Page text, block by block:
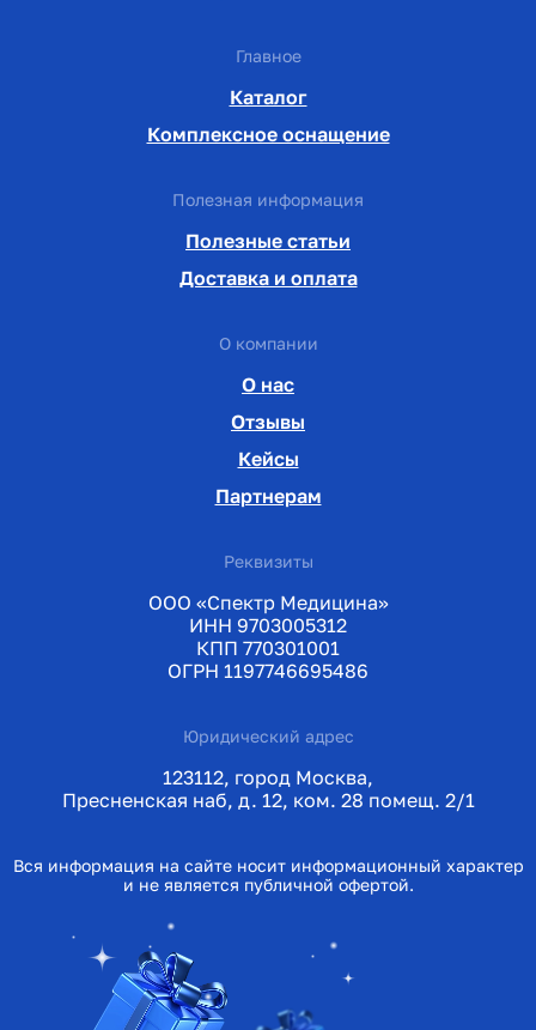
Главное
Каталог
Комплексное оснащение
Полезная информация
Полезные статьи
Доставка и оплата
О компании
О нас
Отзывы
Кейсы
Партнерам
Реквизиты
ООО «Спектр Медицина»
ИНН 9703005312
КПП 770301001
ОГРН 1197746695486
Юридический адрес
123112, город Москва,
Пресненская наб, д. 12, ком. 28 помещ. 2/1
Вся информация на сайте носит информационный характер
и не является публичной офертой.